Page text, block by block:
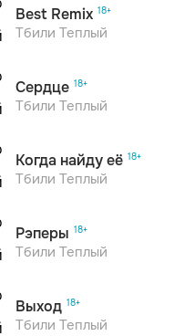
Best Remix
Тбили Теплый
Сердце
Тбили Теплый
Когда найду её
Тбили Теплый
Рэперы
Тбили Теплый
Выход
Тбили Теплый